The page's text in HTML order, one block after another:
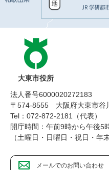
大東市役所
法人番号6000020272183
〒574-8555 大阪府大東市谷
Tel：072-872-2181（代表）
開庁時間：午前9時から午後5
（土曜日・日曜日・祝日・年
メールでのお問い合わせ